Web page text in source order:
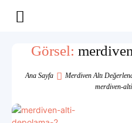
Yaşam
İlham
Görsel:
Ana Sayfa
Merdiven Altı
merdiven-